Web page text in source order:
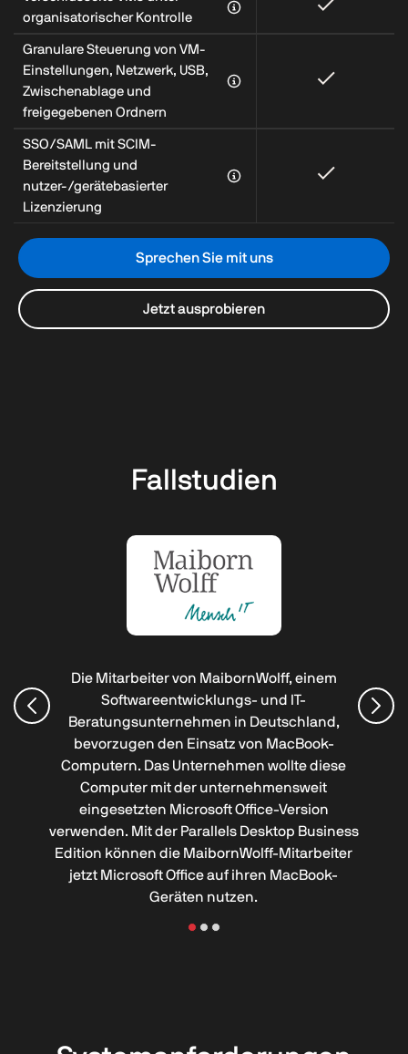
organisatorischer Kontrolle
Granulare Steuerung von VM-
Einstellungen, Netzwerk, USB,
Zwischenablage und
freigegebenen Ordnern
SSO/SAML mit SCIM-
Bereitstellung und
nutzer-/gerätebasierter
Lizenzierung
Sprechen Sie mit uns
Jetzt ausprobieren
Fallstudien
Die Mitarbeiter von MaibornWolff, einem
Softwareentwicklungs- und IT-
Beratungsunternehmen in Deutschland,
bevorzugen den Einsatz von MacBook-
Computern. Das Unternehmen wollte diese
Computer mit der unternehmensweit
eingesetzten Microsoft Office-Version
verwenden. Mit der Parallels Desktop Business
Edition können die MaibornWolff-Mitarbeiter
jetzt Microsoft Office auf ihren MacBook-
Geräten nutzen.